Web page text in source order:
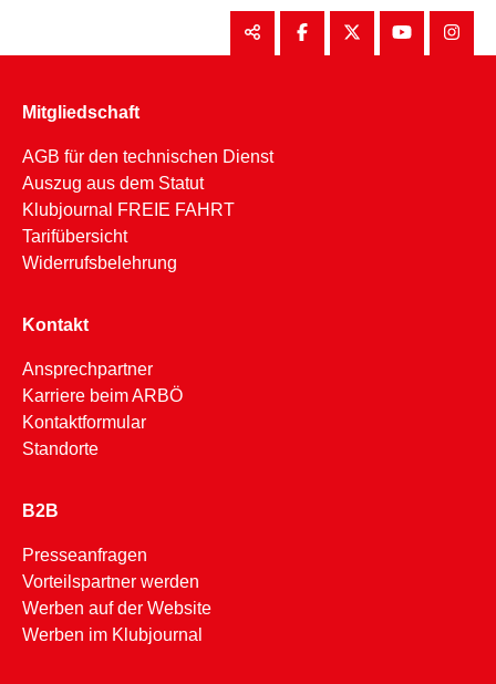
Mitgliedschaft
AGB für den technischen Dienst
Auszug aus dem Statut
Klubjournal FREIE FAHRT
Tarifübersicht
Widerrufsbelehrung
Kontakt
Ansprechpartner
Karriere beim ARBÖ
Kontaktformular
Standorte
B2B
Presseanfragen
Vorteilspartner werden
Werben auf der Website
Werben im Klubjournal